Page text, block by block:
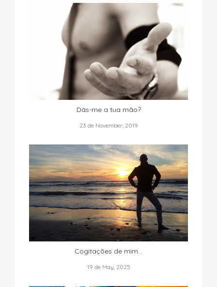
Dás-me a tua mão?
23 de November, 2019
Cogitações de mim...
19 de May, 2025